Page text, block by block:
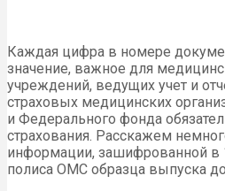
Каждая цифра в номере
значение, важное для
учреждений, ведущих учет и
страховых медицинских
и Федерального фонда
страхования. Расскажем
информации, зашифрованной в
полиса ОМС образца выпуска